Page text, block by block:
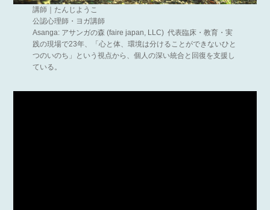
講師｜たんじようこ
公認心理師・ヨガ講師
Asanga: アサンガの森 (faire japan, LLC) 代表臨床・教育・実
践の現場で23年、「心と体、環境は分けることができないひと
つのいのち」という視点から、個人の深い統合と回復を支援し
ている。